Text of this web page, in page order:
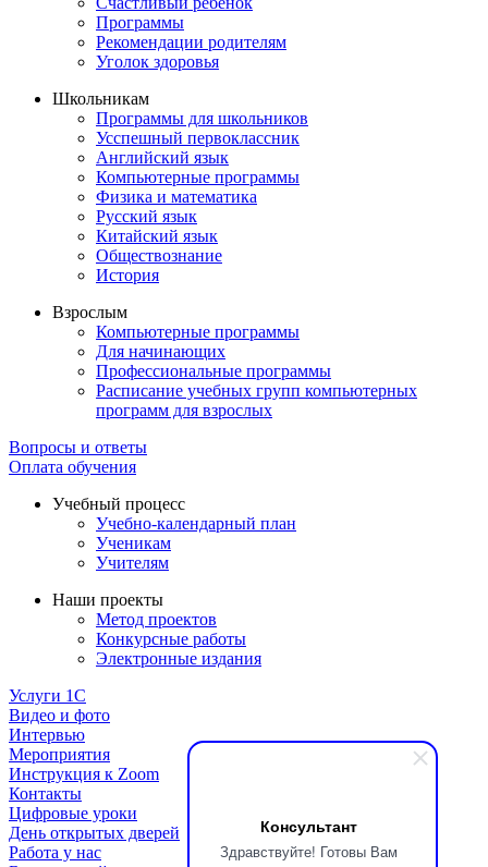
Консультант
Здравствуйте! Готовы Вам
Программы
Рекомендации родителям
Уголок здоровья
Школьникам
Программы для школьников
Усспешный первоклассник
Английский язык
Компьютерные программы
Физика и математика
Русский язык
Китайский язык
Обществознание
История
Взрослым
Компьютерные программы
Для начинающих
Профессиональные программы
Расписание учебных групп компьютерных
программ для взрослых
Вопросы и ответы
Оплата обучения
Учебный процесс
Учебно-календарный план
Ученикам
Учителям
Наши проекты
Метод проектов
Конкурсные работы
Электронные издания
Услуги 1C
Видео и фото
Интервью
Мероприятия
Инструкция к Zoom
Контакты
Цифровые уроки
День открытых дверей
Работа у нас